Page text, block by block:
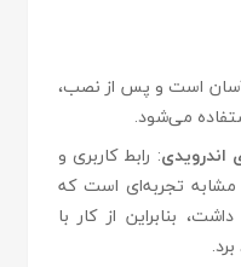
آسان است و پس از نصب،
می‌شود.
اندرویدی: رابط کاربری و
تجربه‌ای است که
بنابراین از کار با